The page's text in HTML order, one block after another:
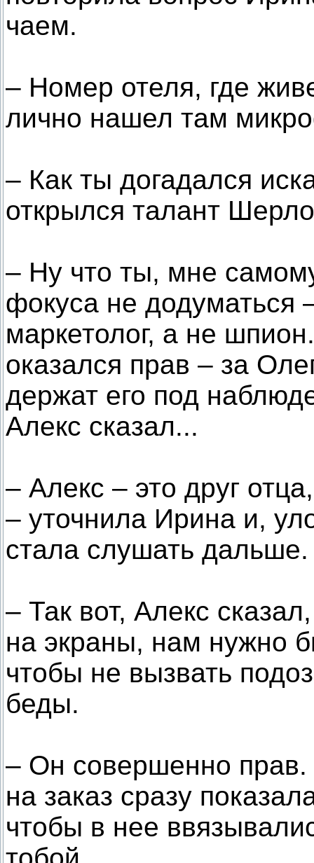
чаем.
– Номер отеля, где
лично нашел там
– Как ты догадался
открылся талант
– Ну что ты, мне
фокуса не додуматься
маркетолог, а не
оказался прав – за
держат его под
Алекс сказал...
– Алекс – это друг
– уточнила Ирина и,
стала слушать дальше.
– Так вот, Алекс
на экраны, нам нужно
чтобы не вызвать
беды.
– Он совершенно
на заказ сразу
чтобы в нее